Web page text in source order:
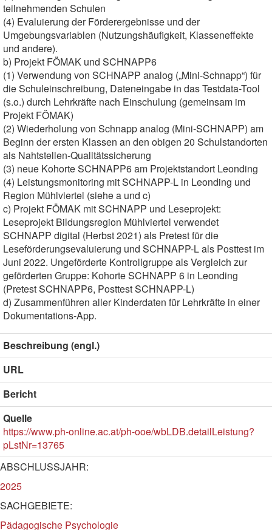
teilnehmenden Schulen
(4) Evaluierung der Förderergebnisse und der
Umgebungsvariablen (Nutzungshäufigkeit, Klasseneffekte
und andere).
b) Projekt FÖMAK und SCHNAPP6
(1) Verwendung von SCHNAPP analog („Mini-Schnapp“) für
die Schuleinschreibung, Dateneingabe in das Testdata-Tool
(s.o.) durch Lehrkräfte nach Einschulung (gemeinsam im
Projekt FÖMAK)
(2) Wiederholung von Schnapp analog (Mini-SCHNAPP) am
Beginn der ersten Klassen an den obigen 20 Schulstandorten
als Nahtstellen-Qualitätssicherung
(3) neue Kohorte SCHNAPP6 am Projektstandort Leonding
(4) Leistungsmonitoring mit SCHNAPP-L in Leonding und
Region Mühlviertel (siehe a und c)
c) Projekt FÖMAK mit SCHNAPP und Leseprojekt:
Leseprojekt Bildungsregion Mühlviertel verwendet
SCHNAPP digital (Herbst 2021) als Pretest für die
Leseförderungsevaluierung und SCHNAPP-L als Posttest im
Juni 2022. Ungeförderte Kontrollgruppe als Vergleich zur
geförderten Gruppe: Kohorte SCHNAPP 6 in Leonding
(Pretest SCHNAPP6, Posttest SCHNAPP-L)
d) Zusammenführen aller Kinderdaten für Lehrkräfte in einer
Dokumentations-App.
Beschreibung (engl.)
URL
Bericht
Quelle
https://www.ph-online.ac.at/ph-ooe/wbLDB.detailLeistung?
pLstNr=13765
ABSCHLUSSJAHR:
2025
SACHGEBIETE:
Pädagogische Psychologie